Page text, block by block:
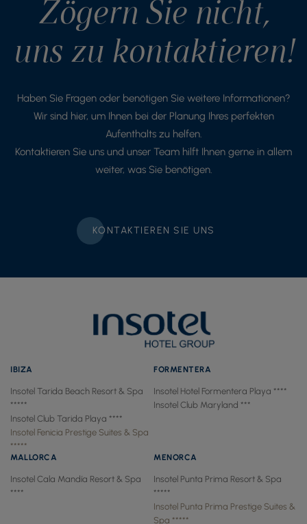
Zögern Sie nicht,
uns zu kontaktieren!
Haben Sie Fragen oder benötigen Sie weitere Informationen?
Wir sind hier, um Ihnen bei der Planung Ihres perfekten
Aufenthalts zu helfen.
Kontaktieren Sie uns und unser Team hilft Ihnen gerne in allem
weiter, was Sie benötigen.
KONTAKTIEREN SIE UNS
IBIZA
Insotel Tarida Beach Resort & Spa
*****
Insotel Club Tarida Playa ****
Insotel Fenicia Prestige Suites & Spa
*****
FORMENTERA
Insotel Hotel Formentera Playa ****
Insotel Club Maryland ***
MALLORCA
Insotel Cala Mandía Resort & Spa
****
MENORCA
Insotel Punta Prima Resort & Spa
*****
Insotel Punta Prima Prestige Suites &
Spa *****